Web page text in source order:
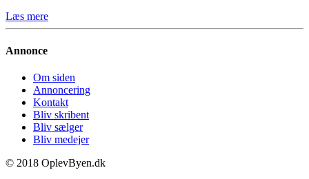
Læs mere
Annonce
Om siden
Annoncering
Kontakt
Bliv skribent
Bliv sælger
Bliv medejer
© 2018 OplevByen.dk